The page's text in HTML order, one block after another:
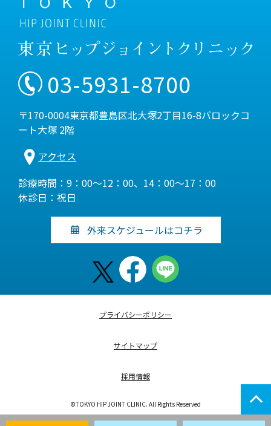
03-5931-8700
〒170-0004東京都豊島区北大塚2丁目16-8バロックコ
ート大塚 2階
アクセス
診療時間：9：00～12：00、14：00～17：00
休診日：祝日
外来スケジュールはコチラ
プライバシーポリシー
サイトマップ
採用情報
©TOKYO HIP JOINT CLINIC. All Rights Reserved